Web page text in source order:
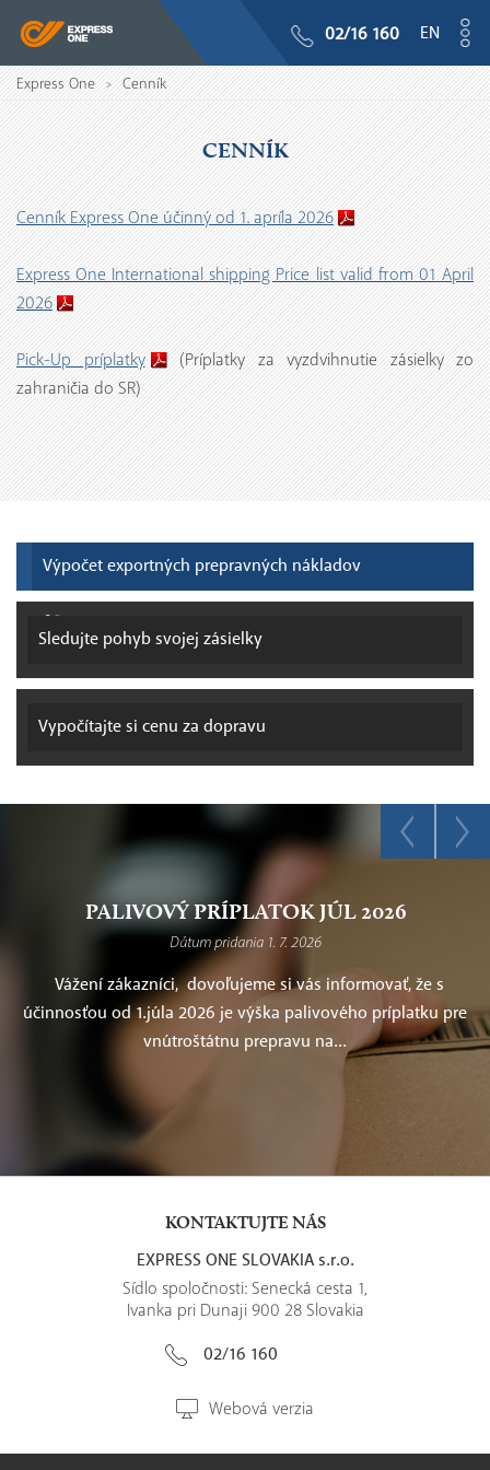
02/16 160 EN
Express One > Cenník
CENNÍK
Cenník Express One účinný od 1. apríla 2026
Express One International shipping Price list valid from 01 April
2026
Pick-Up príplatky
(Príplatky za vyzdvihnutie zásielky zo
zahraničia do SR)
Výpočet exportných prepravných nákladov
Sledujte pohybsvojej zásielky
Vypočítajte si cenu za dopravu
PALIVOVÝ PRÍPLATOK JÚL 2026
Dátum pridania 1. 7. 2026
Vážení zákazníci, dovoľujeme si vás informovať, že s
účinnosťou od 1.júla 2026 je výška palivového príplatku pre
vnútroštátnu prepravu na...
KONTAKTUJTE NÁS
EXPRESS ONE SLOVAKIA s.r.o.
Sídlo spoločnosti: Senecká cesta 1,
Ivanka pri Dunaji 900 28 Slovakia
02/16 160
Webová verzia